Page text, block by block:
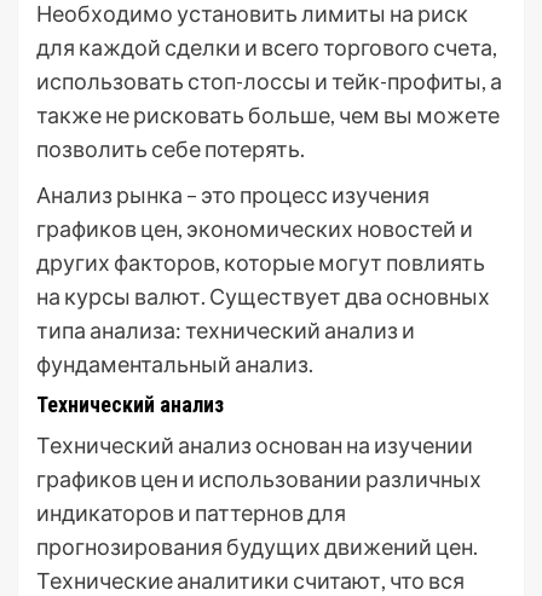
Необходимо установить лимиты на риск
для каждой сделки и всего торгового счета,
использовать стоп-лоссы и тейк-профиты, а
также не рисковать больше, чем вы можете
позволить себе потерять.
Анализ рынка – это процесс изучения
графиков цен, экономических новостей и
других факторов, которые могут повлиять
на курсы валют. Существует два основных
типа анализа: технический анализ и
фундаментальный анализ.
Технический анализ
Технический анализ основан на изучении
графиков цен и использовании различных
индикаторов и паттернов для
прогнозирования будущих движений цен.
Технические аналитики считают, что вся